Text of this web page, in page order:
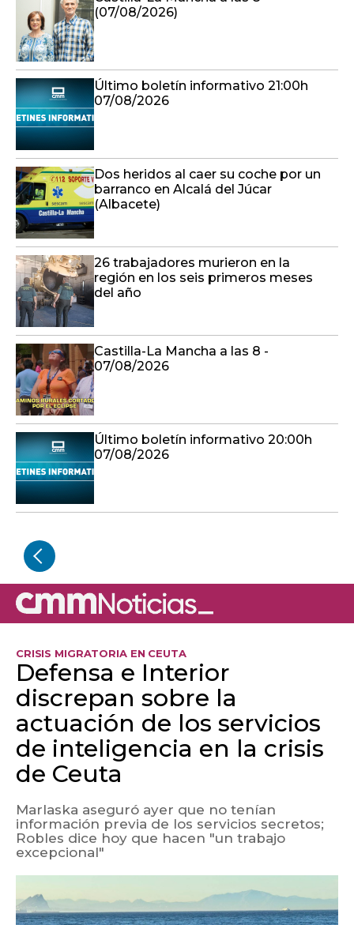
(07/08/2026)
Último boletín informativo 21:00h
07/08/2026
Dos heridos al caer su coche por un
barranco en Alcalá del Júcar
(Albacete)
26 trabajadores murieron en la
región en los seis primeros meses
del año
Castilla-La Mancha a las 8 -
07/08/2026
Último boletín informativo 20:00h
07/08/2026
CRISIS MIGRATORIA EN CEUTA
Defensa e Interior
discrepan sobre la
actuación de los servicios
de inteligencia en la crisis
de Ceuta
Marlaska aseguró ayer que no tenían
información previa de los servicios secretos;
Robles dice hoy que hacen "un trabajo
excepcional"